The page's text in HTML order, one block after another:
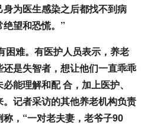
为医生感染之后都找不到病
望和恐慌。”
难。有医护人员表示，养老
是失智者，想让他们一直乖乖
能理解和配 合，加上医护、
记者采访的其他养老机构负责
，“一对老夫妻，老爷子90